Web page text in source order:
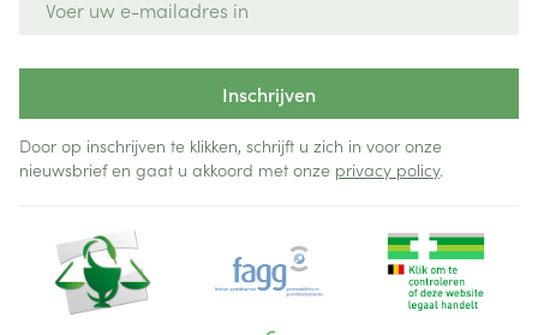
Inschrijven
Door op inschrijven te klikken, schrijft u zich in voor onze
nieuwsbrief en gaat u akkoord met onze privacy policy.